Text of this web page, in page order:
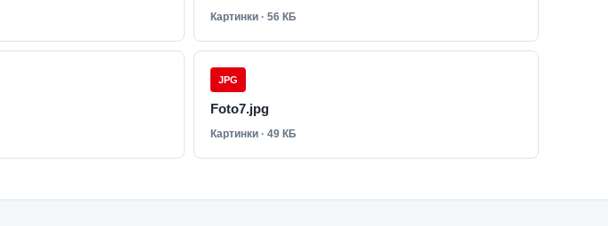
Картинки · 56 КБ
JPG
Foto7.jpg
Картинки · 49 КБ